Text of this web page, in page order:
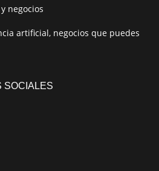
negocios
artificial, negocios que puedes
SOCIALES